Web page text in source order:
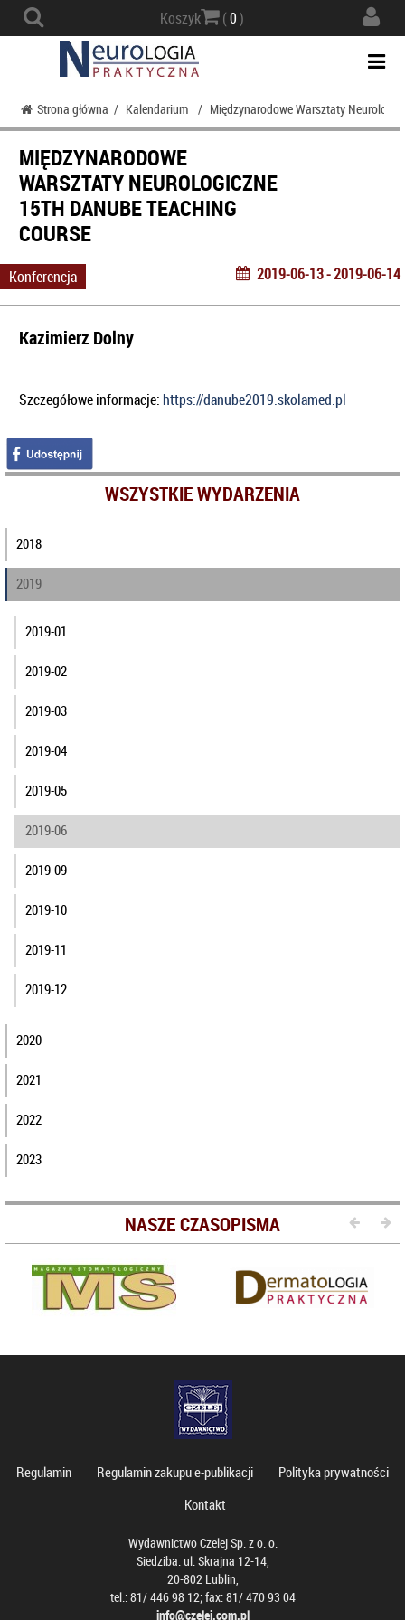
Koszyk (0)
Strona główna / Kalendarium / Międzynarodowe Warsztaty
MIĘDZYNARODOWE
WARSZTATY NEUROLOGICZNE
15TH DANUBE TEACHING
COURSE
Konferencja 2019-06-13 - 2019-06-14
Kazimierz Dolny
Szczegółowe informacje:https://danube2019.skolamed.pl
WSZYSTKIE WYDARZENIA
2018
2019
2019-01
2019-02
2019-03
2019-04
2019-05
2019-06
2019-09
2019-10
2019-11
2019-12
2020
2021
2022
2023
NASZE CZASOPISMA
Regulamin Regulamin zakupu e-publikacji
Polityka prywatności
Kontakt
Wydawnictwo Czelej Sp. z o. o.
Siedziba: ul. Skrajna 12-14,
20-802 Lublin,
tel.: 81/ 446 98 12; fax: 81/ 470 93 04
info@czelej.com.pl